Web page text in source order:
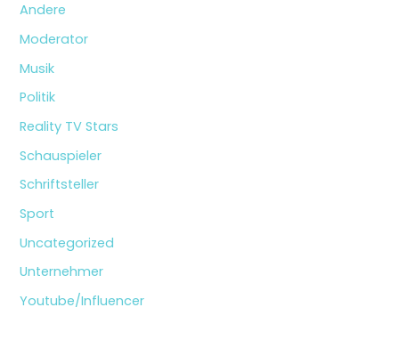
Andere
Moderator
Musik
Politik
Reality TV Stars
Schauspieler
Schriftsteller
Sport
Uncategorized
Unternehmer
Youtube/Influencer